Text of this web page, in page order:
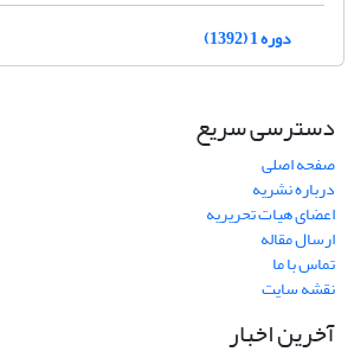
دوره 1 (1392)
دسترسی سریع
صفحه اصلی
درباره نشریه
اعضای هیات تحریریه
ارسال مقاله
تماس با ما
نقشه سایت
آخرین اخبار